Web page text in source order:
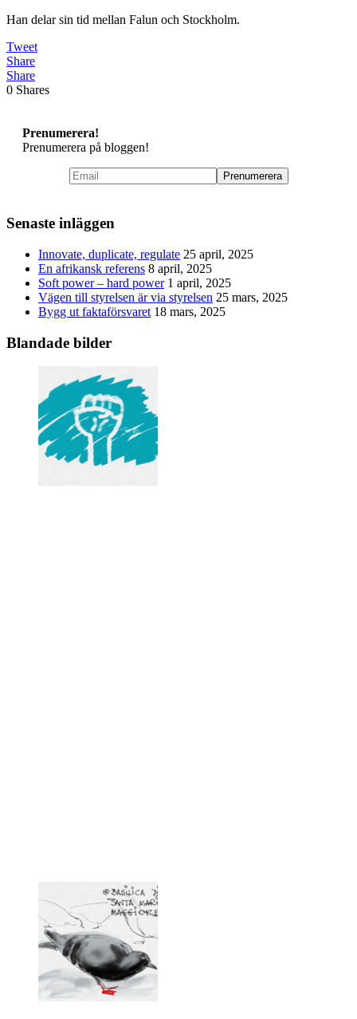
Han delar sin tid mellan Falun och Stockholm.
Tweet
Share
Share
0 Shares
Prenumerera!
Prenumerera på bloggen!
Senaste inläggen
Innovate, duplicate, regulate 25 april, 2025
En afrikansk referens 8 april, 2025
Soft power – hard power 1 april, 2025
Vägen till styrelsen är via styrelsen 25 mars, 2025
Bygg ut faktaförsvaret 18 mars, 2025
Blandade bilder